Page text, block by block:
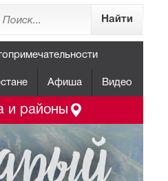
Афиша Видео
и районы